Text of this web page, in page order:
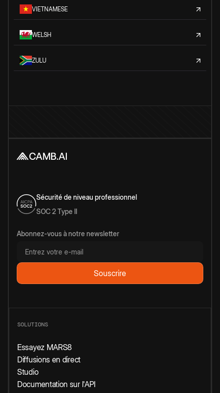
VIETNAMESE
WELSH
ZULU
Sécurité de niveau professionnel
SOC 2 Type II
Abonnez-vous à notre newsletter
SOLUTIONS
Essayez MARS8
Diffusions en direct
Studio
Documentation sur l'API